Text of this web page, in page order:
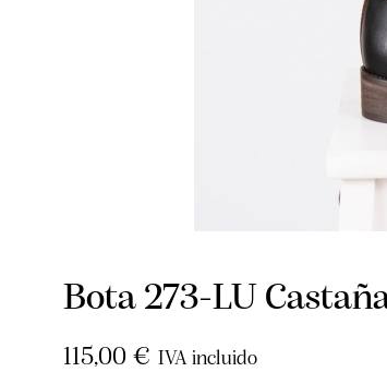
Bota 273-LU
115,00 € IVA incluido